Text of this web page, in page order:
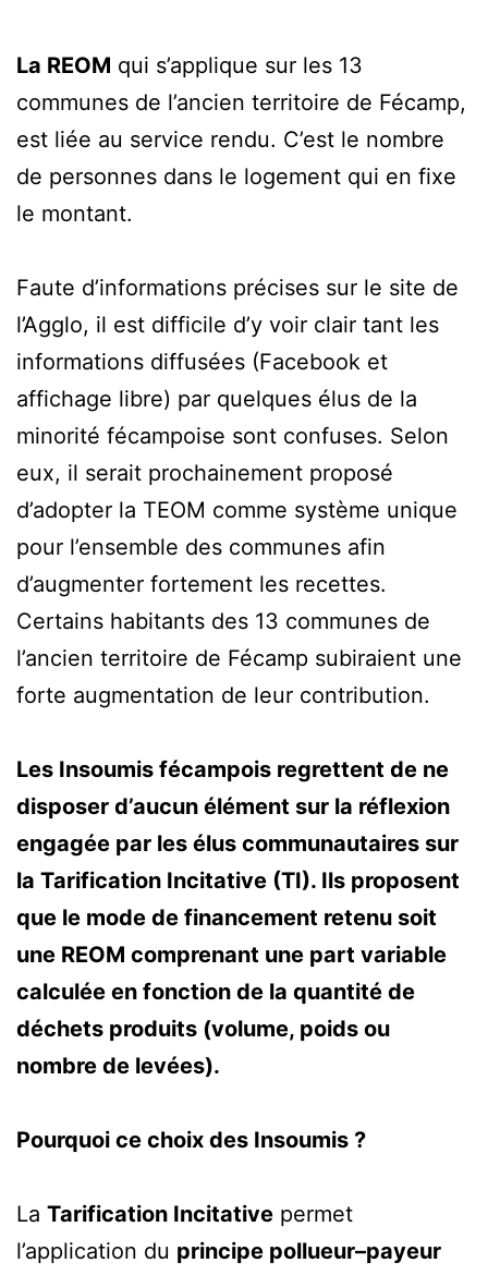
La REOM qui s’applique sur les 13
communes de l’ancien territoire de Fécamp,
est liée au service rendu. C’est le nombre
de personnes dans le logement qui en fixe
le montant.
Faute d’informations précises sur le site de
l’Agglo, il est difficile d’y voir clair tant les
informations diffusées (Facebook et
affichage libre) par quelques élus de la
minorité fécampoise sont confuses. Selon
eux, il serait prochainement proposé
d’adopter la TEOM comme système unique
pour l’ensemble des communes afin
d’augmenter fortement les recettes.
Certains habitants des 13 communes de
l’ancien territoire de Fécamp subiraient une
forte augmentation de leur contribution.
Les Insoumis fécampois regrettent de ne
disposer d’aucun élément sur la réflexion
engagée par les élus communautaires sur
la Tarification Incitative (TI). Ils proposent
que le mode de financement retenu soit
une REOM comprenant une part variable
calculée en fonction de la quantité de
déchets produits (volume, poids ou
nombre de levées).
Pourquoi ce choix des Insoumis ?
La Tarification Incitative permet
l’application du principe pollueur–payeur